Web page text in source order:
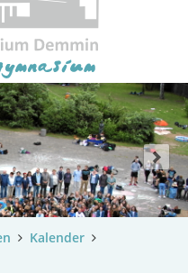
Kalender